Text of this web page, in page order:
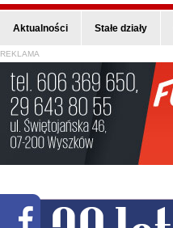
Aktualności Stałe działy
REKLAMA